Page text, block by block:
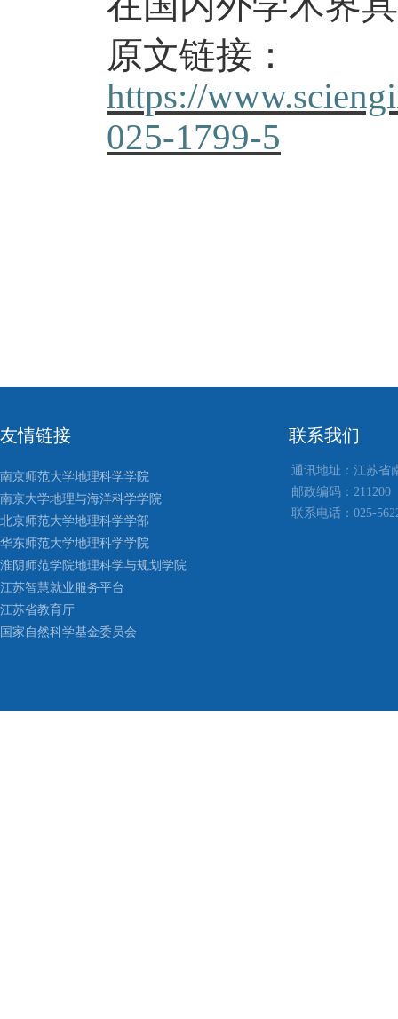
原文链接：
https://
025-1799-5
友情链接
南京师范大学地理科学学院
南京大学地理与海洋科学学院
北京师范大学地理科学学部
华东师范大学地理科学学院
淮阴师范学院地理科学与规划学院
江苏智慧就业服务平台
江苏省教育厅
国家自然科学基金委员会
联系我们
通讯地址：江苏省
邮政编码：211200
联系电话：025-